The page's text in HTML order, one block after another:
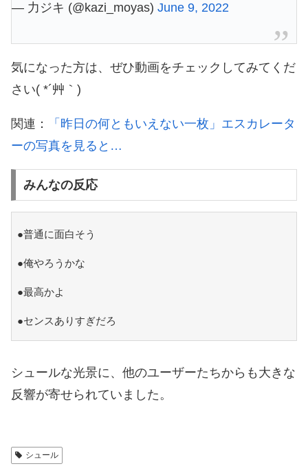
— 力ジキ (@kazi_moyas) June 9, 2022
気になった方は、ぜひ動画をチェックしてみてくだ
さい( *´艸｀)
関連：
「昨日の何ともいえない一枚」エスカレータ
ーの写真を見ると…
みんなの反応
●普通に面白そう
●俺やろうかな
●最高かよ
●センスありすぎだろ
シュールな光景に、他のユーザーたちからも大きな
反響が寄せられていました。
シュール